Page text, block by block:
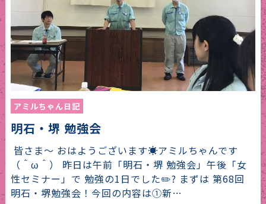
アミルちゃん日記
明石・堺 勉強会
皆さま〜 おはようございます☀︎アミルちゃんです
（＾ω＾） 昨日は午前「明石・堺 勉強会」午後「女
性セミナー」で 勉強の1日でした✏️? まずは 第68回
明石・堺勉強会！今回の内容は①新…